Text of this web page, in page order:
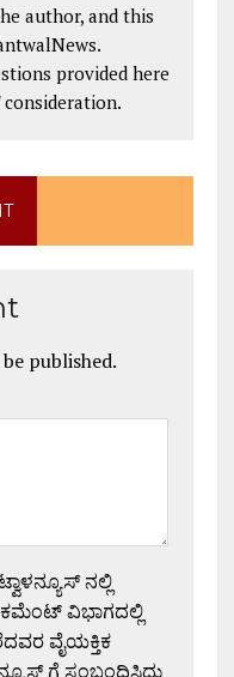
author, and this
provided here
published.
ನಲ್ಲಿ
ವಿಭಾಗದಲ್ಲಿ
ವೈಯಕ್ತಿಕ
ಗೆ ಸಂಬಂಧಿಸಿದ್ದು